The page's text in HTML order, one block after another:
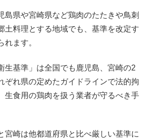
島県や宮崎県など鶏肉のたたきや鳥刺
土料理とする地域でも、基準を改定す
れます。
生基準」は全国でも鹿児島、宮崎の2
ぞれ県の定めたガイドラインで法的拘
生食用の鶏肉を扱う業者が守るべき手
宮崎は他都道府県と比べ厳しい基準に